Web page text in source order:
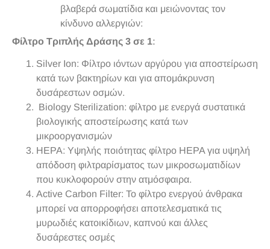
βλαβερά σωματίδια και μειώνοντας τον
κίνδυνο αλλεργιών:
Φίλτρο Τριπλής Δράσης 3 σε 1:
Silver Ion: Φίλτρο ιόντων αργύρου για αποστείρωση
κατά των βακτηρίων και για απομάκρυνση
δυσάρεστων οσμών.
Biology Sterilization: φίλτρο με ενεργά συστατικά
βιολογικής αποστείρωσης κατά των
μικροοργανισμών
HEPA: Υψηλής ποιότητας φίλτρο HEPA για υψηλή
απόδοση φιλτραρίσματος των μικροσωματιδίων
που κυκλοφορούν στην ατμόσφαιρα.
Active Carbon Filter: Το φίλτρο ενεργού άνθρακα
μπορεί να απορροφήσει αποτελεσματικά τις
μυρωδιές κατοικίδιων, καπνού και άλλες
δυσάρεστες οσμές